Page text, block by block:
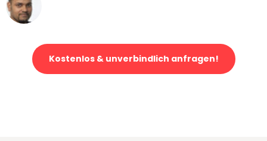
Kostenlos & unverbindlich anfragen!